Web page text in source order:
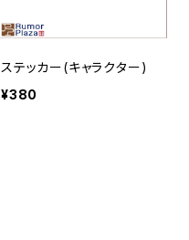
ステッカー(キャラクター)
¥380